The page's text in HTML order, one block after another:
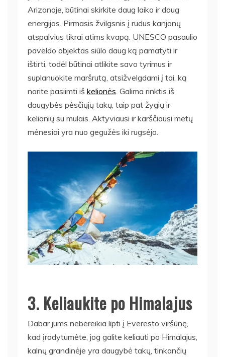
Arizonoje, būtinai skirkite daug laiko ir daug
energijos. Pirmasis žvilgsnis į rudus kanjonų
atspalvius tikrai atims kvapą. UNESCO pasaulio
paveldo objektas siūlo daug ką pamatyti ir
ištirti, todėl būtinai atlikite savo tyrimus ir
suplanuokite maršrutą, atsižvelgdami į tai, ką
norite pasiimti iš kelionės . Galima rinktis iš
daugybės pėsčiųjų takų, taip pat žygių ir
kelionių su mulais. Aktyviausi ir karščiausi metų
mėnesiai yra nuo gegužės iki rugsėjo.
3. Keliaukite po Himalajus
Dabar jums nebereikia lipti į Everesto viršūnę,
kad įrodytumėte, jog galite keliauti po Himalajus,
kalnų grandinėje yra daugybė takų, tinkančių